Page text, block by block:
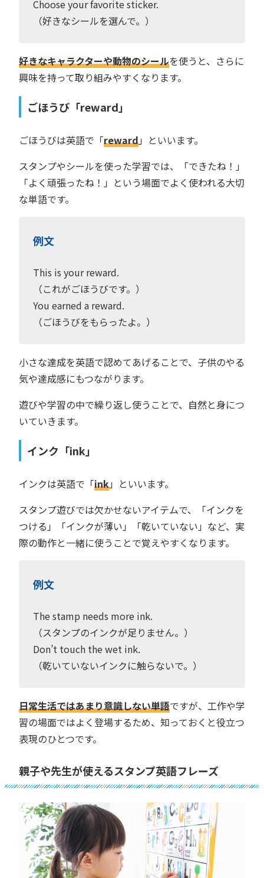
Choose your favorite sticker.
（好きなシールを選んで。）
好きなキャラクターや動物のシールを使うと、さらに
興味を持って取り組みやすくなります。
ごほうび「reward」
ごほうびは英語で「reward」といいます。
スタンプやシールを使った学習では、「できたね！」
「よく頑張ったね！」という場面でよく使われる大切
な単語です。
例文
This is your reward.
（これがごほうびです。）
You earned a reward.
（ごほうびをもらったよ。）
小さな達成を英語で認めてあげることで、子供のやる
気や達成感にもつながります。
遊びや学習の中で繰り返し使うことで、自然と身につ
いていきます。
インク「ink」
インクは英語で「ink」といいます。
スタンプ遊びでは欠かせないアイテムで、「インクを
つける」「インクが薄い」「乾いていない」など、実
際の動作と一緒に使うことで覚えやすくなります。
例文
The stamp needs more ink.
（スタンプのインクが足りません。）
Don’t touch the wet ink.
（乾いていないインクに触らないで。）
日常生活ではあまり意識しない単語ですが、工作や学
習の場面ではよく登場するため、知っておくと役立つ
表現のひとつです。
親子や先生が使えるスタンプ英語フレーズ